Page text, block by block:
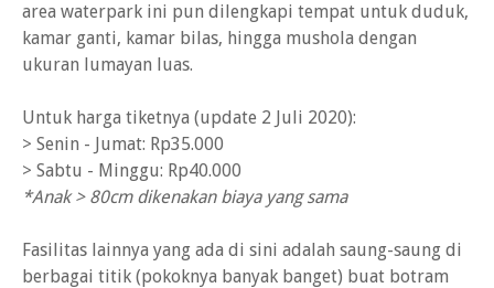
area waterpark ini pun dilengkapi tempat untuk duduk,
kamar ganti, kamar bilas, hingga mushola dengan
ukuran lumayan luas.
Untuk harga tiketnya (update 2 Juli 2020):
> Senin - Jumat: Rp35.000
> Sabtu - Minggu: Rp40.000
*Anak > 80cm dikenakan biaya yang sama
Fasilitas lainnya yang ada di sini adalah saung-saung di
berbagai titik (pokoknya banyak banget) buat botram